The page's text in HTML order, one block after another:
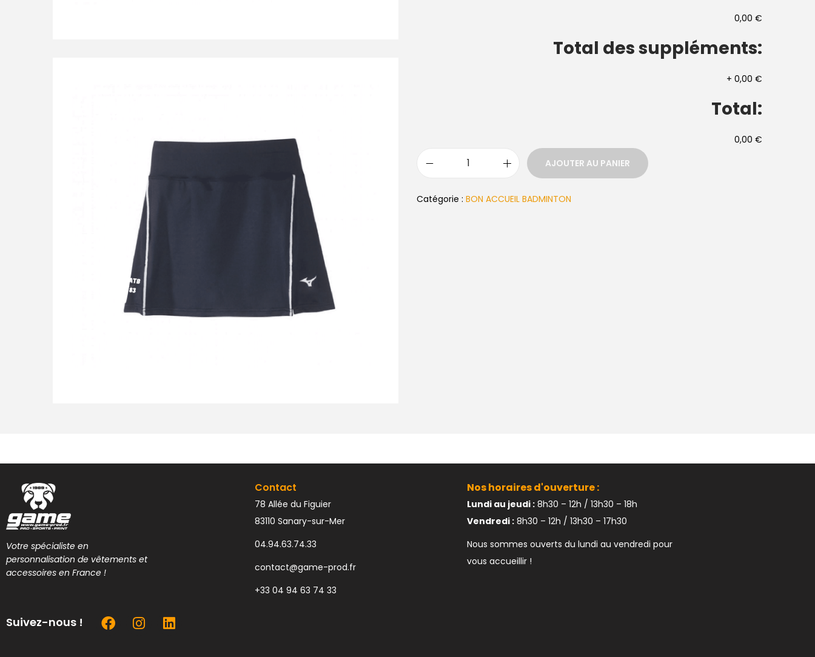
0,00 €
Total des suppléments:
+ 0,00 €
Total:
0,00 €
AJOUTER AU PANIER
Catégorie : BON ACCUEIL BADMINTON
Votre spécialiste en
personnalisation de vêtements et
accessoires en France !
Contact
78 Allée du Figuier
83110 Sanary-sur-Mer
04.94.63.74.33
contact@game-prod.fr
+33 04 94 63 74 33
Nos horaires d'ouverture :
Lundi au jeudi : 8h30 – 12h / 13h30 – 18h
Vendredi : 8h30 – 12h / 13h30 – 17h30
Nous sommes ouverts du lundi au vendredi pour
vous accueillir !
Suivez-nous !